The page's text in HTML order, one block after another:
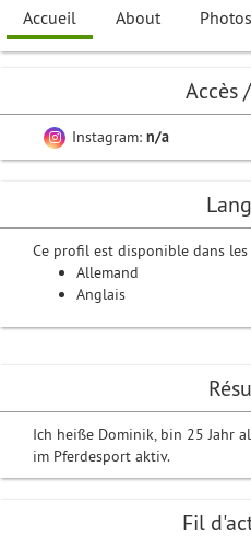
Accueil About Photos
Ich heiße Dominik, bin 25 Jahr
im Pferdesport aktiv.
Fil
Accès
Instagram: n/a
Ce profil est disponible dans
Allemand
Anglais